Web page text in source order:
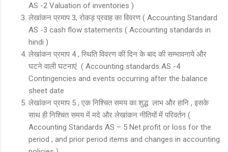
AS -2 Valuation of inventories )
लेखांकन प्रमाप 3, रोकड़ प्रवाह का विवरण ( Accounting Standard
AS -3 cash flow statements ( Accounting standards in
hindi )
लेखांकन प्रमाप 4 , स्थिति विवरण की दिन के बाद की सम्भावनाये और
घटने वाली घटनाएं ( Accounting standards AS -4
Contingencies and events occurring after the balance
sheet date
लेखांकन प्रमाप 5 , एक निश्चित समय का शुद्ध लाभ और हानि , इसके
साथ ही निश्चित समय में मदे और लेखांकन नीतियों में परिवर्तन (
Accounting Standards AS – 5 Net profit or loss for the
period , and prior period items and changes in accounting